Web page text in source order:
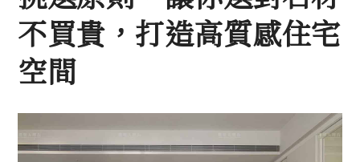
不買貴，打造高質感住宅
空間